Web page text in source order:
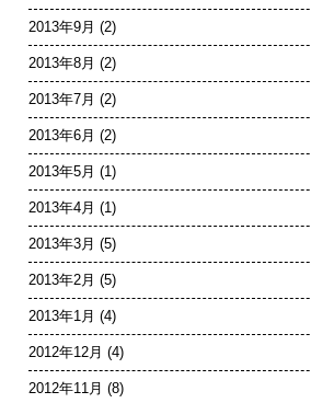
2013年9月 (2)
2013年8月 (2)
2013年7月 (2)
2013年6月 (2)
2013年5月 (1)
2013年4月 (1)
2013年3月 (5)
2013年2月 (5)
2013年1月 (4)
2012年12月 (4)
2012年11月 (8)